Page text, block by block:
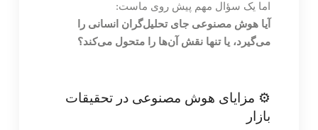
اما یک سؤال مهم پیش روی ماست:
آیا هوش مصنوعی جای تحلیل‌گران انسانی را
می‌گیرد، یا تنها نقش آن‌ها را متحول می‌کند؟
⚙️ مزایای هوش مصنوعی در تحقیقات
بازار